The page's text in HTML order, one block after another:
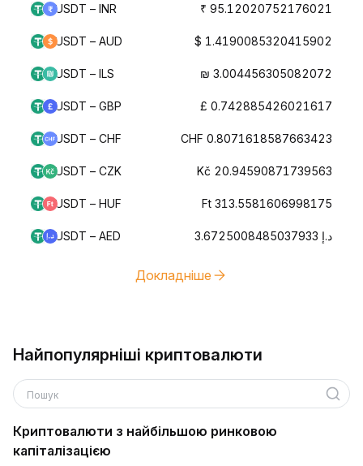
USDT – INR ₹ 95.12020752176021
USDT – AUD $ 1.4190085320415902
USDT – ILS ₪ 3.004456305082072
USDT – GBP £ 0.742885426021617
USDT – CHF CHF 0.8071618587663423
USDT – CZK Kč 20.94590871739563
USDT – HUF Ft 313.5581606998175
USDT – AED د.إ 3.6725008485037933
Докладніше
Найпопулярніші криптовалюти
Пошук
Криптовалюти з найбільшою ринковою
капіталізацією